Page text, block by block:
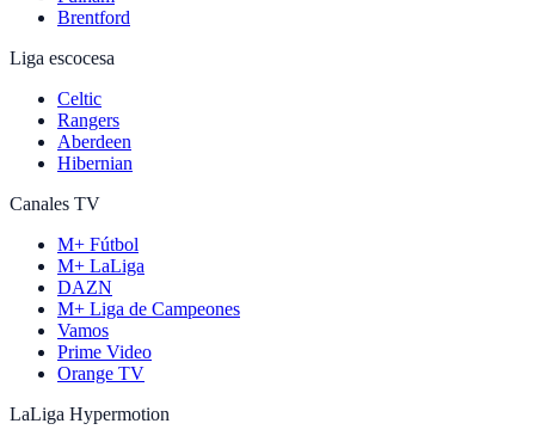
Brentford
Liga escocesa
Celtic
Rangers
Aberdeen
Hibernian
Canales TV
M+ Fútbol
M+ LaLiga
DAZN
M+ Liga de Campeones
Vamos
Prime Video
Orange TV
LaLiga Hypermotion